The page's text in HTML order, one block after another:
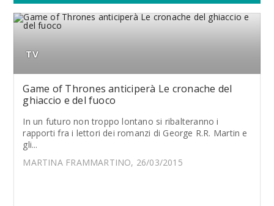
TV
Game of Thrones anticiperà Le cronache del
ghiaccio e del fuoco
In un futuro non troppo lontano si ribalteranno i
rapporti fra i lettori dei romanzi di George R.R. Martin e
gli...
MARTINA FRAMMARTINO, 26/03/2015